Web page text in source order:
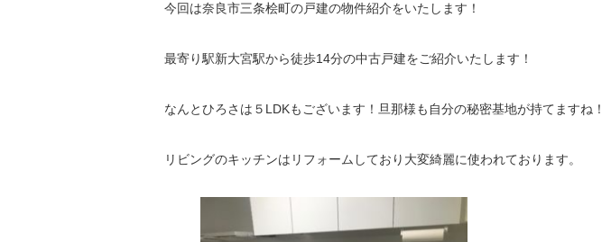
今回は奈良市三条桧町の戸建の物件紹介をいたします！
最寄り駅新大宮駅から徒歩14分の中古戸建をご紹介いたします！
なんとひろさは５LDKもございます！旦那様も自分の秘密基地が持てますね！
リビングのキッチンはリフォームしており大変綺麗に使われております。